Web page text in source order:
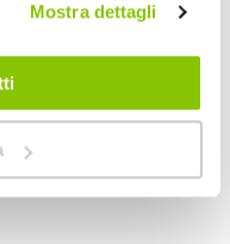
Mostra dettagli
integrali, modulari, jet,
pelle, in tessuto, estive,